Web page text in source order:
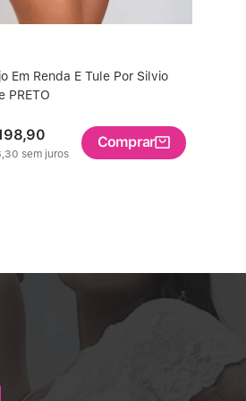
Em Renda E Tule Por Silvio
PRETO
,90
,30 sem juros
Comprar